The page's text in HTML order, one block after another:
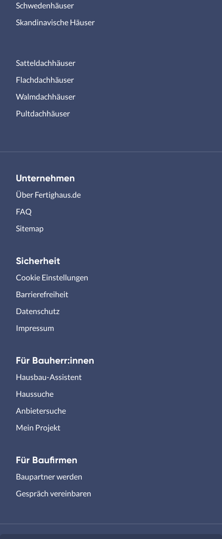
Schwedenhäuser
Skandinavische Häuser
Satteldachhäuser
Flachdachhäuser
Walmdachhäuser
Pultdachhäuser
Unternehmen
Über Fertighaus.de
FAQ
Sitemap
Sicherheit
Cookie Einstellungen
Barrierefreiheit
Datenschutz
Impressum
Für Bauherr:innen
Hausbau-Assistent
Haussuche
Anbietersuche
Mein Projekt
Für Baufirmen
Baupartner werden
Gespräch vereinbaren